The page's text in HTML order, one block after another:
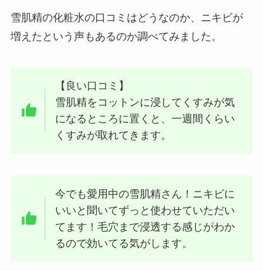
雪肌精の化粧水の口コミはどうなのか、ニキビが
増えたという声もあるのか調べてみました。
【良い口コミ】
雪肌精をコットンに浸してくすみが気
になるところに置くと、一週間くらい
くすみが取れてきます。
今でも愛用中の雪肌精さん！ニキビに
いいと聞いてずっと使わせていただい
てます！毛穴まで浸透する感じがわか
るので効いてる気がします。